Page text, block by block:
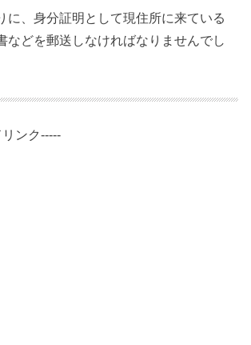
に、身分証明として現住所に来ている
などを郵送しなければなりませんでし
ンク-----